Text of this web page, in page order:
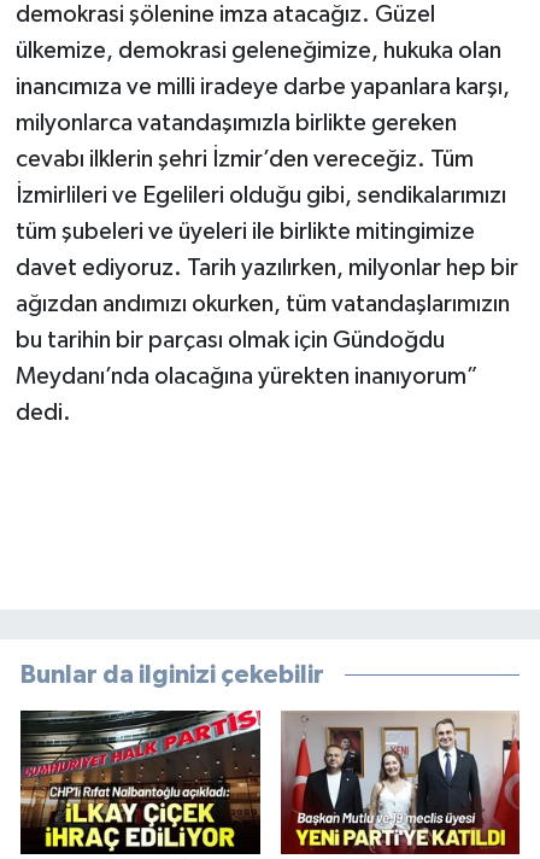
demokrasi şölenine imza atacağız. Güzel
ülkemize, demokrasi geleneğimize, hukuka olan
inancımıza ve milli iradeye darbe yapanlara karşı,
milyonlarca vatandaşımızla birlikte gereken
cevabı ilklerin şehri İzmir’den vereceğiz. Tüm
İzmirlileri ve Egelileri olduğu gibi, sendikalarımızı
tüm şubeleri ve üyeleri ile birlikte mitingimize
davet ediyoruz. Tarih yazılırken, milyonlar hep bir
ağızdan andımızı okurken, tüm vatandaşlarımızın
bu tarihin bir parçası olmak için Gündoğdu
Meydanı’nda olacağına yürekten inanıyorum”
dedi.
Bunlar da ilginizi çekebilir